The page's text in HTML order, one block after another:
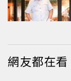
網友都在看